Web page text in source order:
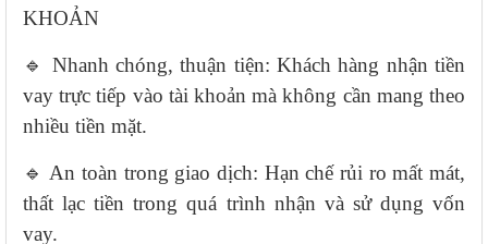
KHOẢN
🔹 Nhanh chóng, thuận tiện: Khách hàng nhận tiền
vay trực tiếp vào tài khoản mà không cần mang theo
nhiều tiền mặt.
🔹 An toàn trong giao dịch: Hạn chế rủi ro mất mát,
thất lạc tiền trong quá trình nhận và sử dụng vốn
vay.